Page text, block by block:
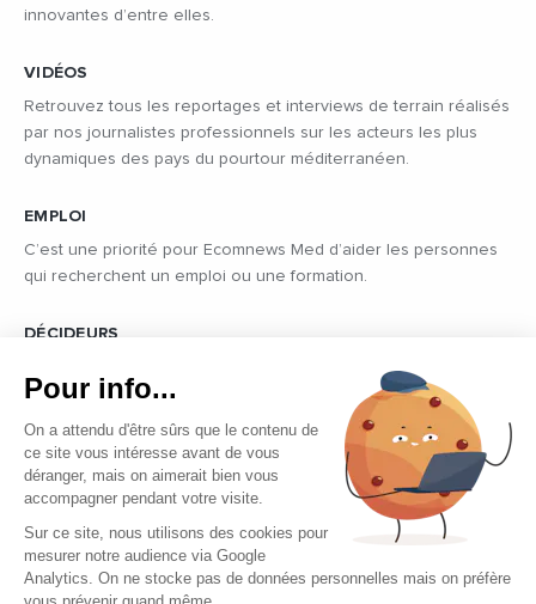
innovantes d’entre elles.
VIDÉOS
Retrouvez tous les reportages et interviews de terrain réalisés
par nos journalistes professionnels sur les acteurs les plus
dynamiques des pays du pourtour méditerranéen.
EMPLOI
C’est une priorité pour Ecomnews Med d’aider les personnes
qui recherchent un emploi ou une formation.
DÉCIDEURS
Quels sont les décideurs qui font l’actualité économique et
politique des pays du pourtour de la Méditerranée.
Copyright © 2026 - Tous droits réservés
Pour info...
On a attendu d'être sûrs que le contenu de
ce site vous intéresse avant de vous
déranger, mais on aimerait bien vous
accompagner pendant votre visite.
Sur ce site, nous utilisons des cookies pour
mesurer notre audience via Google
Analytics. On ne stocke pas de données personnelles mais on préfère
vous prévenir quand même...